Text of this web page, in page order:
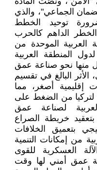
الجماعي"، والذي
توحيد الخطط
الداهم كالحرب
العربية الموحدة من
المنطقة العربية
منها نحو صناعة عمق
الأثر البالغ في تقسيم
إقليمية أصغر، مما
لتركيا من الضغط على
لصناعة عمق
بتعقيد خريطة الصراع
بتعميق الخلافات
من إمكانات التنمية
العسكرية للقوى
عمق أمني لها وقت